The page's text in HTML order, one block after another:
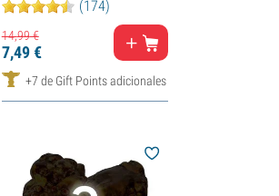
(174)
14,99€
7,49€
+7 de Gift Points adicionales